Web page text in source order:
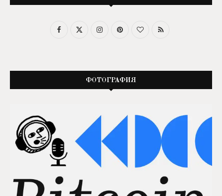
ФОТОГРАФИЯ